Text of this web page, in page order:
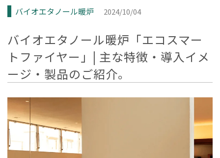
ACCESS
CONTACT
BLOG
ご来店予約はこちら
バイオエタノール暖炉 2024/10/04
バイオエタノール暖炉「エコスマー
トファイヤー」| 主な特徴・導入イメ
ージ・製品のご紹介。